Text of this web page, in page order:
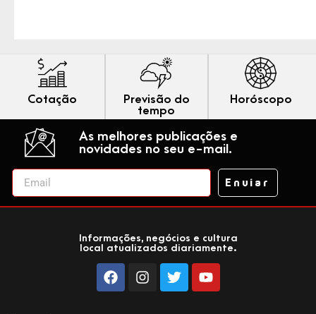
Cotação
Previsão do
tempo
Horóscopo
As melhores publicações e
novidades no seu e-mail.
Enviar
Informações, negócios e cultura
local atualizados diariamente.